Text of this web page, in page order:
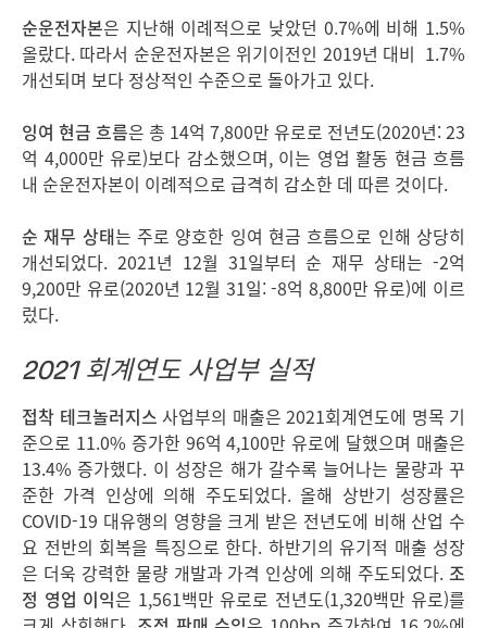
순운전자본은 지난해 이례적으로 낮았던 0.7%에 비해 1.5%
올랐다. 따라서 순운전자본은 위기이전인 2019년 대비 1.7%
개선되며 보다 정상적인 수준으로 돌아가고 있다.
잉여 현금 흐름은 총 14억 7,800만 유로로 전년도(2020년: 23
억 4,000만 유로)보다 감소했으며, 이는 영업 활동 현금 흐름
내 순운전자본이 이례적으로 급격히 감소한 데 따른 것이다.
순 재무 상태는 주로 양호한 잉여 현금 흐름으로 인해 상당히
개선되었다. 2021년 12월 31일부터 순 재무 상태는 -2억
9,200만 유로(2020년 12월 31일: -8억 8,800만 유로)에 이르
렀다.
2021 회계연도 사업부 실적
접착 테크놀러지스 사업부의 매출은 2021회계연도에 명목 기
준으로 11.0% 증가한 96억 4,100만 유로에 달했으며 매출은
13.4% 증가했다. 이 성장은 해가 갈수록 늘어나는 물량과 꾸
준한 가격 인상에 의해 주도되었다. 올해 상반기 성장률은
COVID-19 대유행의 영향을 크게 받은 전년도에 비해 산업 수
요 전반의 회복을 특징으로 한다. 하반기의 유기적 매출 성장
은 더욱 강력한 물량 개발과 가격 인상에 의해 주도되었다. 조
정 영업 이익은 1,561백만 유로로 전년도(1,320백만 유로)를